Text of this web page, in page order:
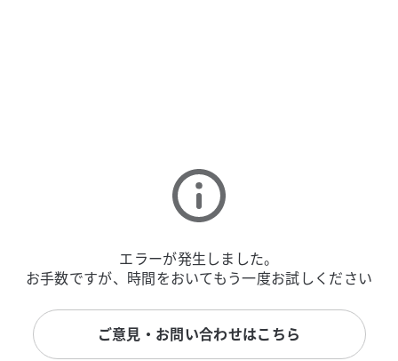
エラーが発生しました。
お手数ですが、時間をおいてもう一度お試しください
ご意見・お問い合わせはこちら